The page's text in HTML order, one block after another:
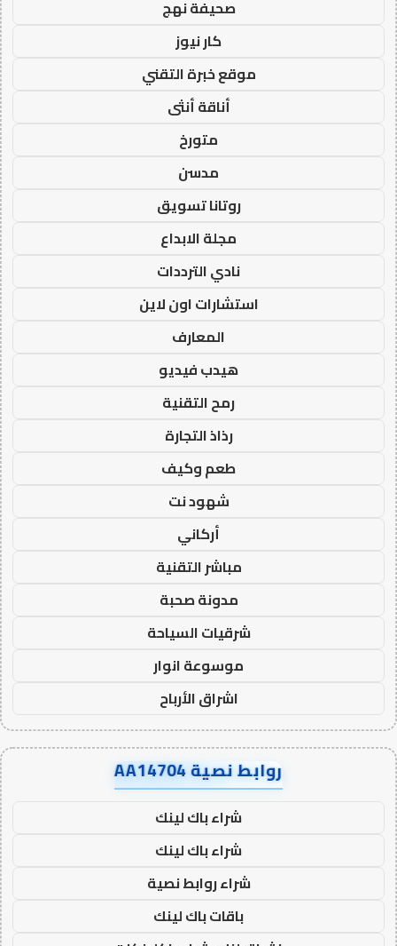
صحيفة نهج
كار نيوز
موقع خبرة التقني
أناقة أنثى
متورخ
مدسن
روتانا تسويق
مجلة الابداع
نادي الترددات
استشارات اون لاين
المعارف
هيدب فيديو
رمح التقنية
رذاذ التجارة
طعم وكيف
شهود نت
أركاني
مباشر التقنية
مدونة صحبة
شرقيات السياحة
موسوعة انوار
اشراق الأرباح
روابط نصية AA14704
شراء باك لينك
شراء باك لينك
شراء روابط نصية
باقات باك لينك